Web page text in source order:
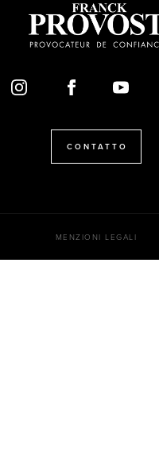
CONTATTO
MENZIONI LEGALI